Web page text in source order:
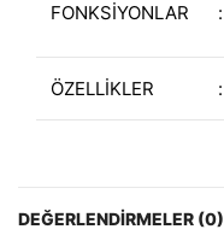
FONKSİYONLAR :
ÖZELLİKLER :
DEĞERLENDIRMELER (0)